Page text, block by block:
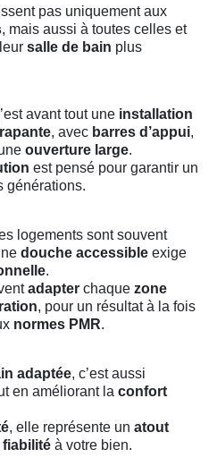
pas uniquement aux
, mais aussi à toutes celles et
salle de bain plus
avant tout une installation
, avec barres d’appui,
ouverture large.
est pensé pour garantir un
générations.
logements sont souvent
douche accessible exige
.
adapter chaque zone
, pour un résultat à la fois
normes PMR.
adaptée, c’est aussi
en améliorant la confort
, elle représente un atout
fiabilité à votre bien.